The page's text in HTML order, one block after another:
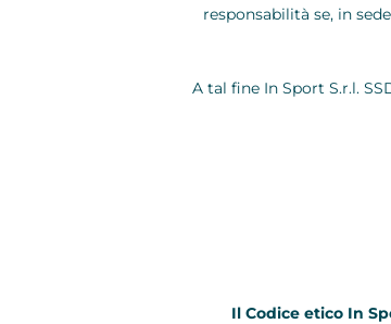
responsabilità se, in
A tal fine In Sport S.r.l.
Il Codice etico In